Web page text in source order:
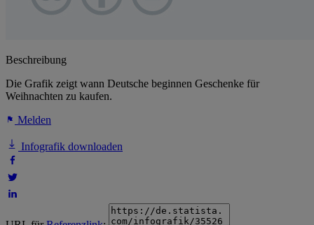
Beschreibung
Die Grafik zeigt wann Deutsche beginnen Geschenke für
Weihnachten zu kaufen.
Melden
Infografik downloaden